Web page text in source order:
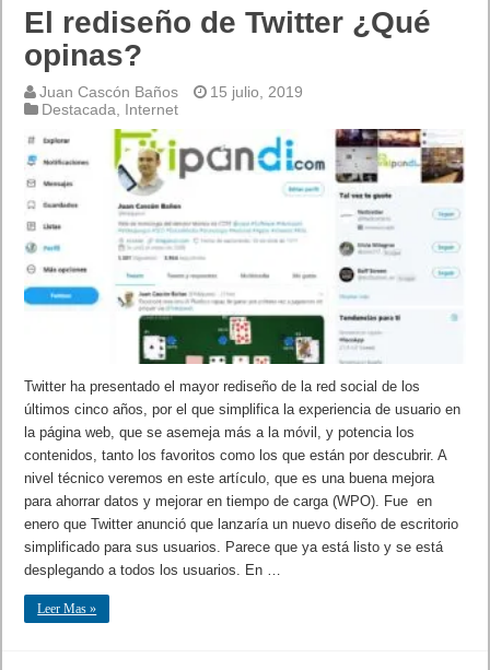
El rediseño de Twitter ¿Qué
opinas?
Juan Cascón Baños
15 julio, 2019
Destacada
Internet
Twitter ha presentado el mayor rediseño de la red social de los
últimos cinco años, por el que simplifica la experiencia de usuario en
la página web, que se asemeja más a la móvil, y potencia los
contenidos, tanto los favoritos como los que están por descubrir. A
nivel técnico veremos en este artículo, que es una buena mejora
para ahorrar datos y mejorar en tiempo de carga (WPO). Fue en
enero que Twitter anunció que lanzaría un nuevo diseño de escritorio
simplificado para sus usuarios. Parece que ya está listo y se está
desplegando a todos los usuarios. En …
Leer Mas »